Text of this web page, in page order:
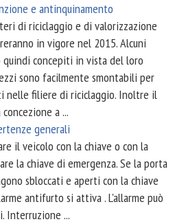
e antinquinamento
di riciclaggio e di valorizzazione
in vigore nel 2015. Alcuni
concepiti in vista del loro
sono facilmente smontabili per
nelle filiere di riciclaggio. Inoltre il
a ...
generali
il veicolo con la chiave o con la
la chiave di emergenza. Se la porta
sbloccati e aperti con la chiave
antifurto si attiva . L'allarme può
Interruzione ...